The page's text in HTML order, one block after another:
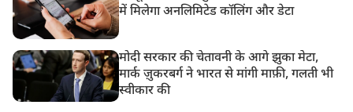
में मिलेगा अनलिमिटेड कॉलिंग और डेटा
मोदी सरकार की चेतावनी के आगे झुका मेटा,
मार्क ज़ुकरबर्ग ने भारत से मांगी माफ़ी, गलती भी
स्वीकार की